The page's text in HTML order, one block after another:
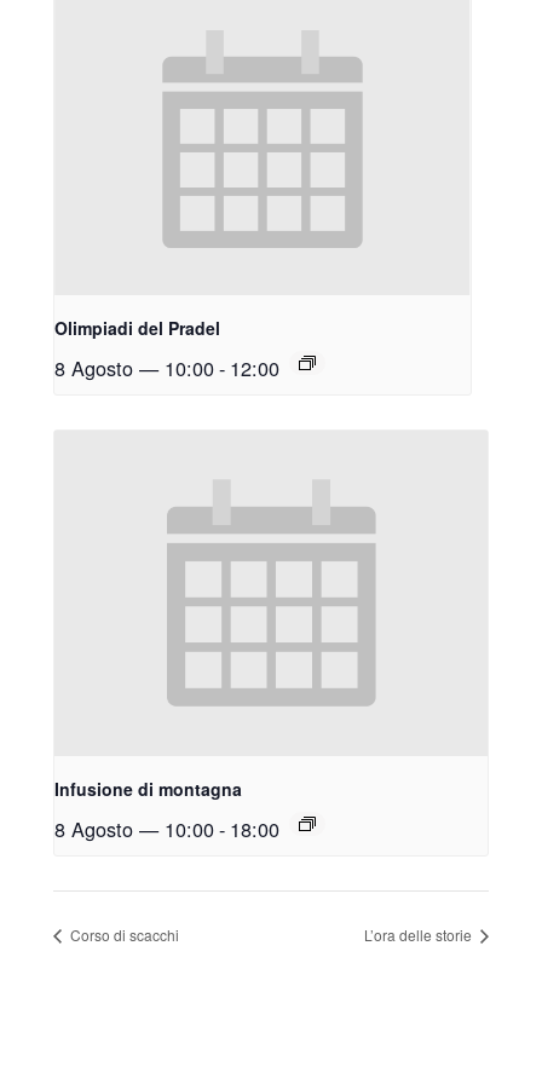
Olimpiadi del Pradel
8 Agosto — 10:00- 12:00
Infusione di montagna
8 Agosto — 10:00- 18:00
Corso di scacchi L’ora delle storie